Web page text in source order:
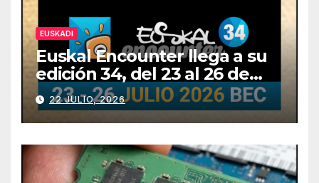
EUSKADI
Euskal Encounter llega a su
edición 34, del 23 al 26 de
julio
22 JULIO, 2026